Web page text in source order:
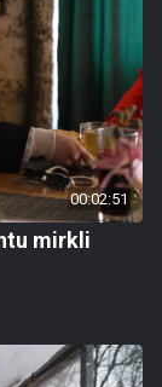
00:02:51
mirkli